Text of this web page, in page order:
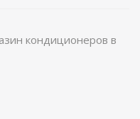
кондиционеров в